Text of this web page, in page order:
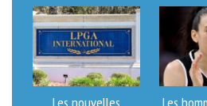
Les nouvelles Les